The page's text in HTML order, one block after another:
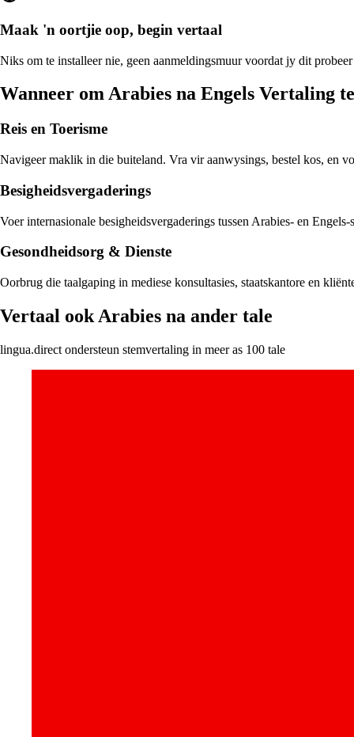
Maak 'n oortjie oop, begin vertaal
Niks om te installeer nie, geen aanmeldingsmuur voordat jy dit
Wanneer om Arabies na Engels Vertaling
Reis en Toerisme
Navigeer maklik in die buiteland. Vra vir aanwysings, bestel kos, en
Besigheidsvergaderings
Voer internasionale besigheidsvergaderings tussen Arabies- en
Gesondheidsorg & Dienste
Oorbrug die taalgaping in mediese konsultasies, staatskantore en
Vertaal ook Arabies na ander tale
lingua.direct ondersteun stemvertaling in meer as 100 tale